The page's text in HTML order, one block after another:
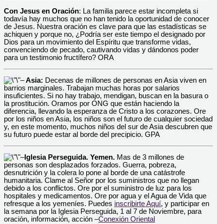
Con Jesus en Oración: La familia parece estar incompleta si
todavía hay muchos que no han tenido la oportunidad de conocer
de Jesus. Nuestra oración es clave para que las estadísticas se
achiquen y porque no, ¿Podría ser este tiempo el designado por
Dios para un movimiento del Espíritu que transforme vidas,
convenciendo de pecado, cautivando vidas y dándonos poder
para un testimonio fructífero? ORA
–Asia: Decenas de millones de personas en Asia viven en
barrios marginales. Trabajan muchas horas por salarios
insuficientes. Si no hay trabajo, mendigan, buscan en la basura o
la prostitución. Oramos por ONG que están haciendo la
diferencia, llevando la esperanza de Cristo a los corazones. Ore
por los niños en Asia, los niños son el futuro de cualquier sociedad
y, en este momento, muchos niños del sur de Asia descubren que
su futuro puede estar al borde del precipicio. GPA
–Iglesia Perseguida. Yemen. Mas de 3 millones de
personas son desplazados forzados. Guerra, pobreza,
desnutrición y la colera lo pone al borde de una catástrofe
humanitaria. Clame al Señor por los suministros que no llegan
debido a los conflictos. Ore por el suministro de luz para los
hospitales y medicamentos. Ore por agua y el Agua de Vida que
refresque a los yemeníes. Puedes inscribirte Aquí, y participar en
la semana por la Iglesia Perseguida, 1 al 7 de Noviembre, para
oración, información, acción –Conexión Oriental